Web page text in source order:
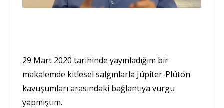
29 Mart 2020 tarihinde yayınladığım bir
makalemde kitlesel salgınlarla Jüpiter-Plüton
kavuşumları arasındaki bağlantıya vurgu
yapmıştım.